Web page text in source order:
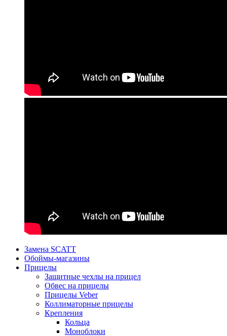
Замена SCATT
Обоймы-магазины
Прицелы
Защитные чехлы на прицел
Обвес на прицелы
Прицелы Veber
Коллиматорные прицелы
Крепления
Кольца
Моноблоки